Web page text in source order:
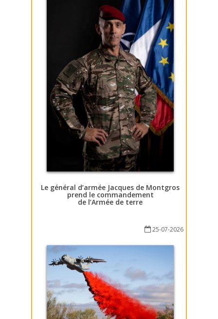
Le général d’armée Jacques de Montgros
prend le commandement
de l’Armée de terre
25-07-2026